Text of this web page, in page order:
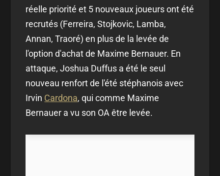
réelle priorité et 5 nouveaux joueurs ont été
recrutés (Ferreira, Stojkovic, Lamba,
Annan, Traoré) en plus de la levée de
l'option d'achat de Maxime Bernauer. En
attaque, Joshua Duffus a été le seul
nouveau renfort de l'été stéphanois avec
Irvin Cardona, qui comme Maxime
Bernauer a vu son OA être levée.